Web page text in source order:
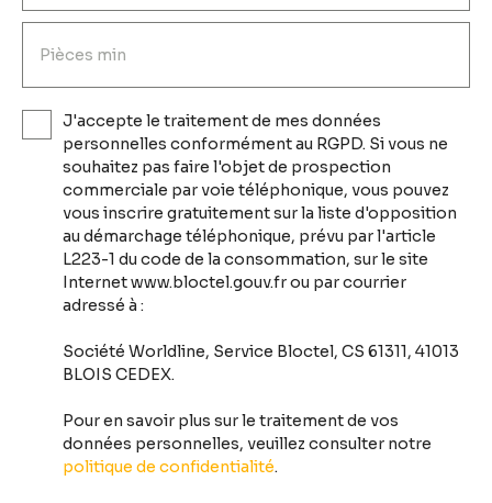
clubs enfants.
Pièces min
J'accepte le traitement de mes données
personnelles conformément au RGPD. Si vous ne
souhaitez pas faire l'objet de prospection
commerciale par voie téléphonique, vous pouvez
vous inscrire gratuitement sur la liste d'opposition
au démarchage téléphonique, prévu par l'article
L223-1 du code de la consommation, sur le site
Internet www.bloctel.gouv.fr ou par courrier
adressé à :
Société Worldline, Service Bloctel, CS 61311, 41013
BLOIS CEDEX.
Pour en savoir plus sur le traitement de vos
données personnelles, veuillez consulter notre
politique de confidentialité.